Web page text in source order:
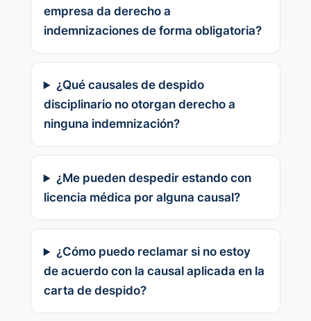
empresa da derecho a
indemnizaciones de forma obligatoria?
¿Qué causales de despido
disciplinario no otorgan derecho a
ninguna indemnización?
¿Me pueden despedir estando con
licencia médica por alguna causal?
¿Cómo puedo reclamar si no estoy
de acuerdo con la causal aplicada en la
carta de despido?